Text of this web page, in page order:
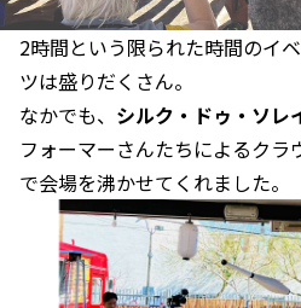
2時間という限られた時間のイ
ツは盛りだくさん。
なかでも、 シルク・ドゥ・ソレ
フォーマーさんたちによるク
で会場を沸かせてくれました。